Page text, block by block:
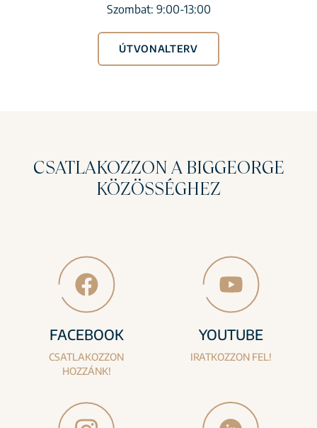
Szombat: 9:00-13:00
ÚTVONALTERV
CSATLAKOZZON A BIGGEORGE
KÖZÖSSÉGHEZ
FACEBOOK
CSATLAKOZZON
HOZZÁNK!
YOUTUBE
IRATKOZZON FEL!